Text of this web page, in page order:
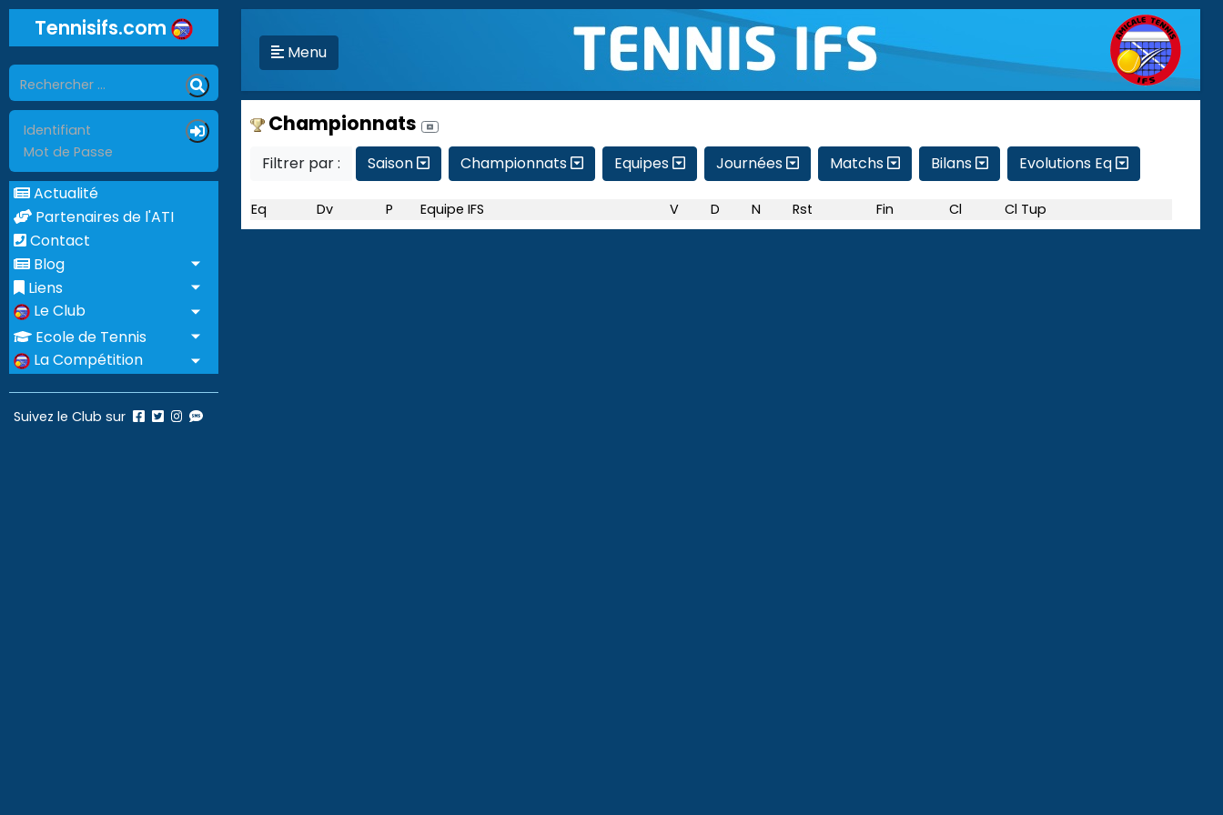
Tennisifs.com
Actualité
Partenaires de l'ATI
Contact
Blog
Liens
Le Club
Ecole de Tennis
La Compétition
Suivez le Club sur
Menu
Championnats
Filtrer par : Saison Championnats Equipes Journées Matchs Bilans Evolutions Eq
Eq Dv P Equipe IFS V D N Rst Fin Cl Cl Tup